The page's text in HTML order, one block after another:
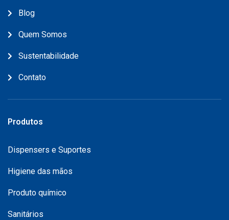
Blog
Quem Somos
Sustentabilidade
Contato
Produtos
Dispensers e Suportes
Higiene das mãos
Produto químico
Sanitários